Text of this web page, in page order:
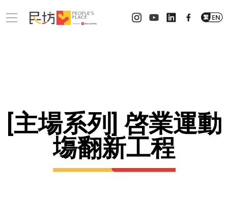
[主場系列] 啓業運動
塲翻新工程